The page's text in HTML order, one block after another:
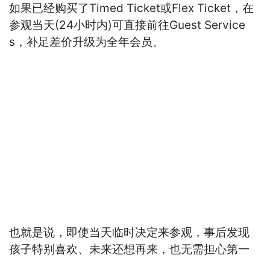
如果已经购买了Timed Ticket或Flex Ticket，在
参观当天(24小时内)可直接前往Guest Service
s，补足差价升级为全年会员。
也就是说，即使当天临时决定来参观，事后发现
孩子特别喜欢、未来还想再来，也无需担心第一